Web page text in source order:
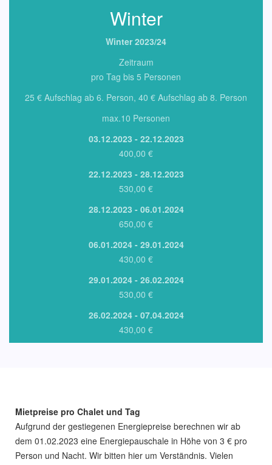
Winter
Winter 2023/24
Zeitraum
pro Tag bis 5 Personen
25 € Aufschlag ab 6. Person, 40 € Aufschlag ab 8. Person
max.10 Personen
03.12.2023 - 22.12.2023
400,00 €
22.12.2023 - 28.12.2023
530,00 €
28.12.2023 - 06.01.2024
650,00 €
06.01.2024 - 29.01.2024
430,00 €
29.01.2024 - 26.02.2024
530,00 €
26.02.2024 - 07.04.2024
430,00 €
Mietpreise pro Chalet und Tag
Aufgrund der gestiegenen Energiepreise berechnen wir ab
dem 01.02.2023 eine Energiepauschale in Höhe von 3 € pro
Person und Nacht. Wir bitten hier um Verständnis. Vielen